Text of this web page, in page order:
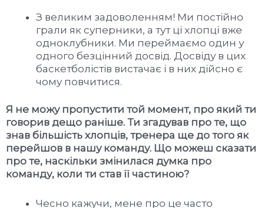
З великим задоволенням! Ми постійно
грали як суперники, а тут ці хлопці вже
одноклубники. Ми переймаємо один у
одного безцінний досвід. Досвіду в цих
баскетболістів вистачає і в них дійсно є
чому повчитися.
Я не можу пропустити той момент, про який ти
говорив дещо раніше. Ти згадував про те, що
знав більшість хлопців, тренера ще до того як
перейшов в нашу команду. Що можеш сказати
про те, наскільки змінилася думка про
команду, коли ти став її частиною?
Чесно кажучи, мене про це часто